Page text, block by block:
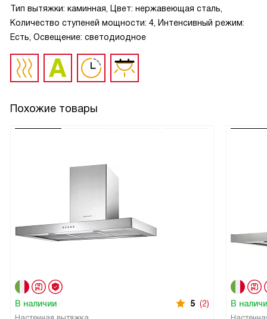
Тип вытяжки: каминная, Цвет: нержавеющая сталь,
Количество ступеней мощности: 4, Интенсивный режим:
Есть, Освещение: светодиодное
Похожие товары
В наличии 5 (2) В